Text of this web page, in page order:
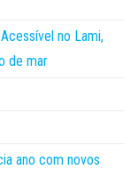
no Lami,
de mar
ano com novos